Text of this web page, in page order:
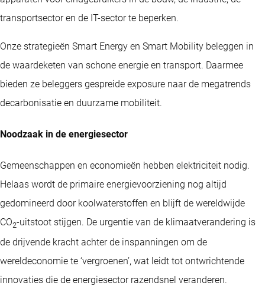
transportsector en de IT-sector te beperken.
Onze strategieën Smart Energy en Smart Mobility beleggen in
de waardeketen van schone energie en transport. Daarmee
bieden ze beleggers gespreide exposure naar de megatrends
decarbonisatie en duurzame mobiliteit.
Noodzaak in de energiesector
Gemeenschappen en economieën hebben elektriciteit nodig.
Helaas wordt de primaire energievoorziening nog altijd
gedomineerd door koolwaterstoffen en blijft de wereldwijde
CO2-uitstoot stijgen. De urgentie van de klimaatverandering is
de drijvende kracht achter de inspanningen om de
wereldeconomie te ‘vergroenen’, wat leidt tot ontwrichtende
innovaties die de energiesector razendsnel veranderen.